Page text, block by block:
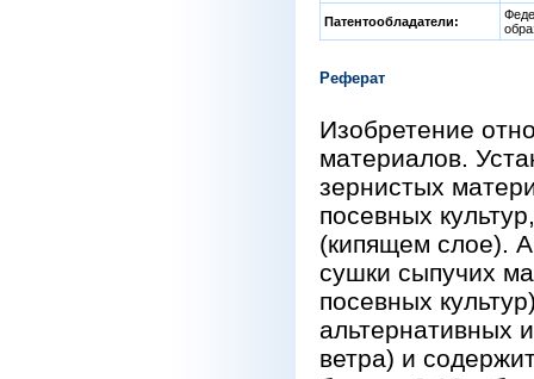
Патентообладатели:
Реферат
Изобретение
материалов.
зернистых
посевных
(кипящем слое).
сушки сыпучих
посевных
альтернативных
ветра) и